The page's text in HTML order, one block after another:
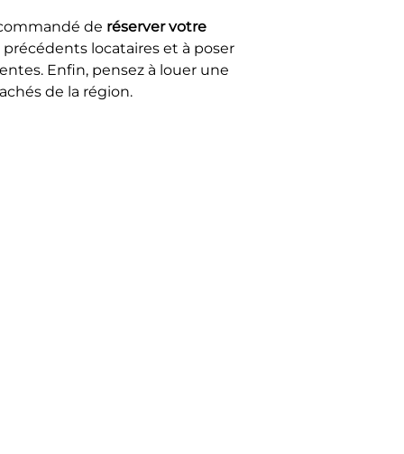
de réserver votre
locataires et à poser
Enfin, pensez à louer une
de la région.